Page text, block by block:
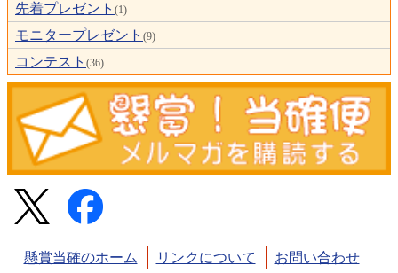
先着プレゼント (1)
モニタープレゼント (9)
コンテスト (36)
懸賞当確のホーム リンクについて お問い合わせ